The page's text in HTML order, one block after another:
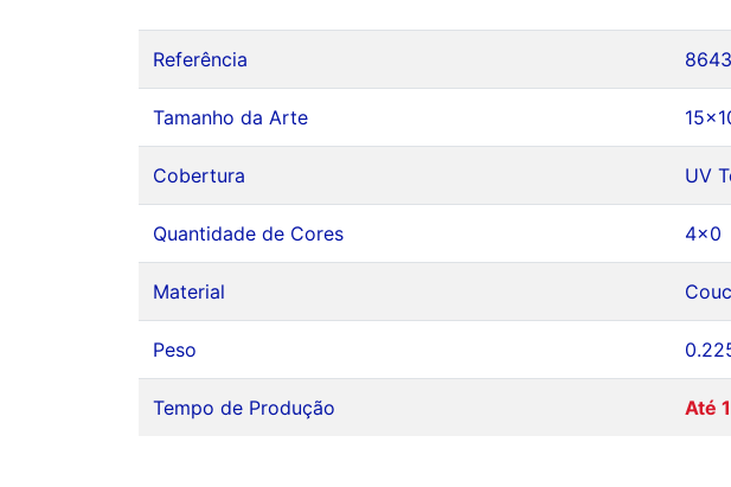
Referência
Tamanho da Arte
Cobertura UV
Quantidade de Cores 4x0
Material
Peso
Tempo de Produção Até